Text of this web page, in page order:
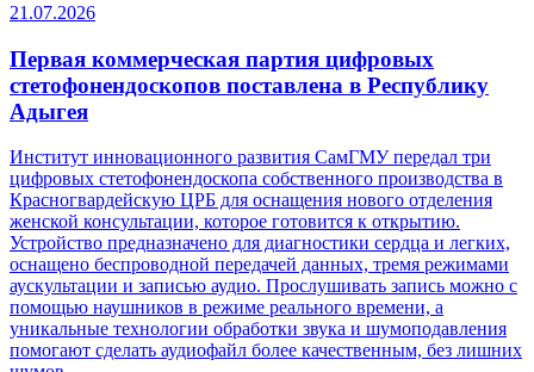
21.07.2026
Первая коммерческая партия цифровых
стетофонендоскопов поставлена в Республику
Адыгея
Институт инновационного развития СамГМУ передал три
цифровых стетофонендоскопа собственного производства в
Красногвардейскую ЦРБ для оснащения нового отделения
женской консультации, которое готовится к открытию.
Устройство предназначено для диагностики сердца и легких,
оснащено беспроводной передачей данных, тремя режимами
аускультации и записью аудио. Прослушивать запись можно с
помощью наушников в режиме реального времени, а
уникальные технологии обработки звука и шумоподавления
помогают сделать аудиофайл более качественным, без лишних